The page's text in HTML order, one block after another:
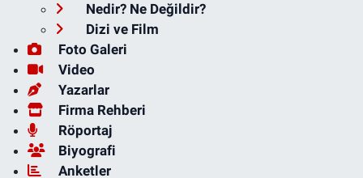
Nedir? Ne Değildir?
Dizi ve Film
Foto Galeri
Video
Yazarlar
Firma Rehberi
Röportaj
Biyografi
Anketler